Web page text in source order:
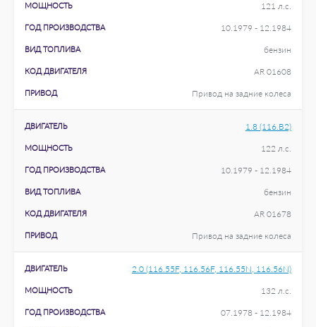
МОЩНОСТЬ 121 л.с.
ГОД ПРОИЗВОДСТВА 10.1979 - 12.1984
ВИД ТОПЛИВА бензин
КОД ДВИГАТЕЛЯ AR 01608
ПРИВОД Привод на задние колеса
ДВИГАТЕЛЬ 1.8 (116.B2)
МОЩНОСТЬ 122 л.с.
ГОД ПРОИЗВОДСТВА 10.1979 - 12.1984
ВИД ТОПЛИВА бензин
КОД ДВИГАТЕЛЯ AR 01678
ПРИВОД Привод на задние колеса
ДВИГАТЕЛЬ 2.0 (116.55F, 116.56F, 116.55N, 116.56N)
МОЩНОСТЬ 132 л.с.
ГОД ПРОИЗВОДСТВА 07.1978 - 12.1984